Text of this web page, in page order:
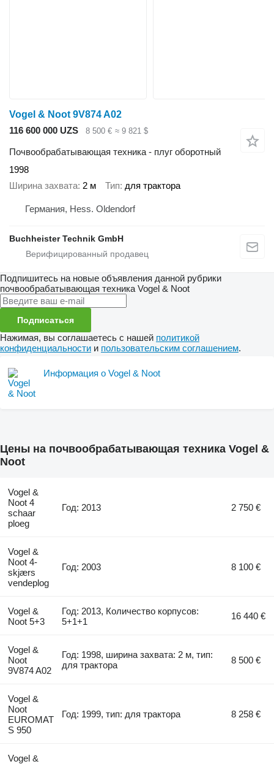
Vogel & Noot 9V874 A02
116 600 000 UZS
8 500 € ≈ 9 821 $
Почвообрабатывающая техника - плуг оборотный
1998
Ширина захвата 2 м Тип для трактора
Германия, Hess. Oldendorf
Buchheister Technik GmbH
Подпишитесь на новые объявления данной рубрики
почвообрабатывающая техника Vogel & Noot
Подписаться
Нажимая, вы соглашаетесь с нашей политикой
конфиденциальности и пользовательским соглашением.
Информация о Vogel & Noot
Цены на почвообрабатывающая техника Vogel &
Noot
Vogel &
Noot 4
schaar
ploeg
Год: 2013 2 750 €
Vogel &
Noot 4-
skjærs
vendeplog
Год: 2003 8 100 €
Vogel &
Noot 5+3
Год: 2013, Количество корпусов:
5+1+1
16 440 €
Vogel &
Noot
9V874 A02
Год: 1998, ширина захвата: 2 м, тип:
для трактора
8 500 €
Vogel &
Noot
EUROMAT
S 950
Год: 1999, тип: для трактора 8 258 €
Vogel &